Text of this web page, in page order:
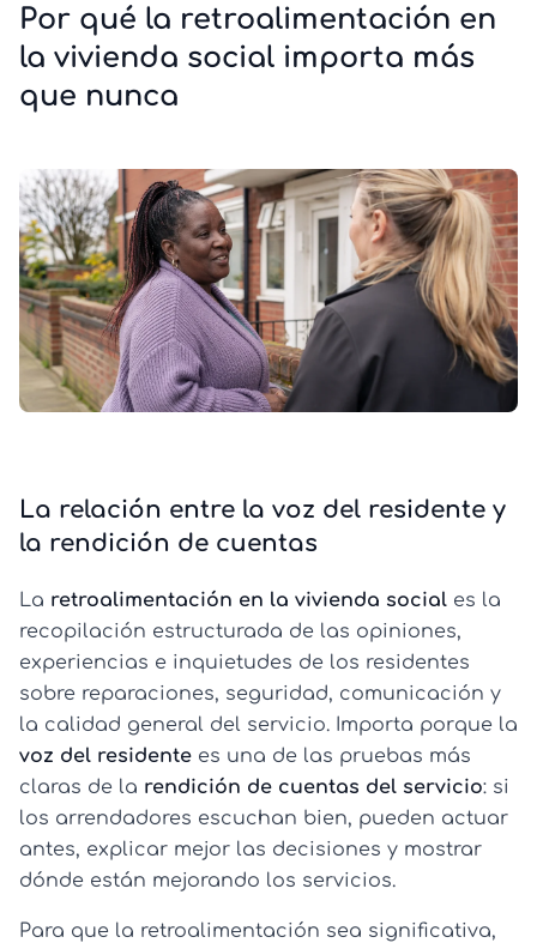
Por qué la retroalimentación en
la vivienda social importa más
que nunca
La relación entre la voz del residente y
la rendición de cuentas
La retroalimentación en la vivienda social es la
recopilación estructurada de las opiniones,
experiencias e inquietudes de los residentes
sobre reparaciones, seguridad, comunicación y
la calidad general del servicio. Importa porque la
voz del residente es una de las pruebas más
claras de la rendición de cuentas del servicio: si
los arrendadores escuchan bien, pueden actuar
antes, explicar mejor las decisiones y mostrar
dónde están mejorando los servicios.
Para que la retroalimentación sea significativa,